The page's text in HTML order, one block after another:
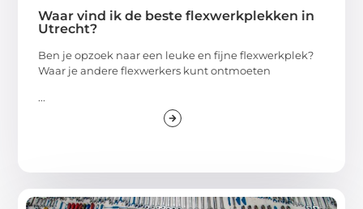
Waar vind ik de beste flexwerkplekken in
Utrecht?
Ben je opzoek naar een leuke en fijne flexwerkplek?
Waar je andere flexwerkers kunt ontmoeten
...